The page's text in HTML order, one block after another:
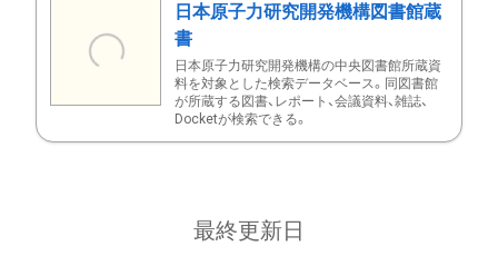
日本原子力研究開発機構図書館蔵
書
日本原子力研究開発機構の中央図書館所蔵資
料を対象とした検索データベース。同図書館
が所蔵する図書、レポート、会議資料、雑誌、
Docketが検索できる。
最終更新日